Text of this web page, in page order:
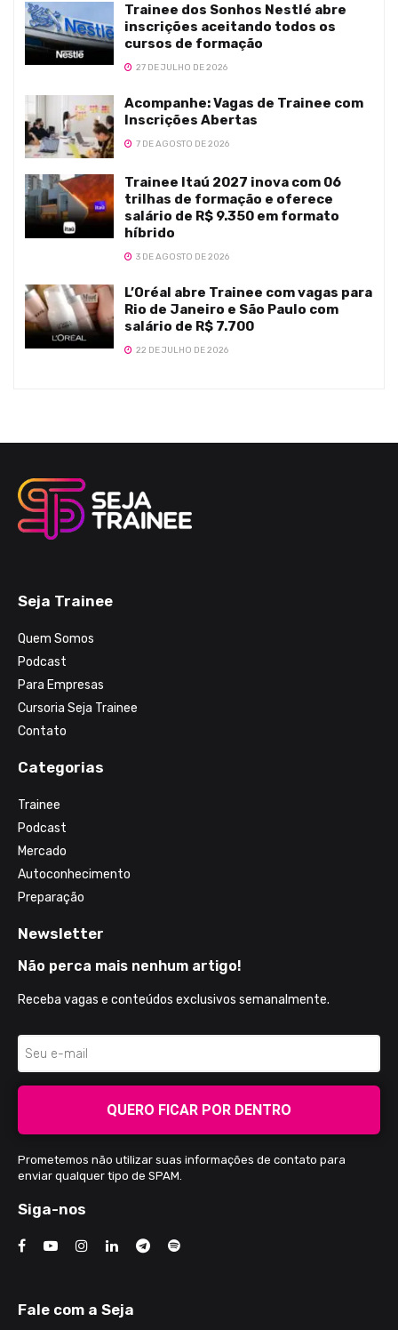
Trainee dos Sonhos Nestlé abre
inscrições aceitando todos os
cursos de formação
27 DE JULHO DE 2026
Acompanhe: Vagas de Trainee com
Inscrições Abertas
7 DE AGOSTO DE 2026
Trainee Itaú 2027 inova com 06
trilhas de formação e oferece
salário de R$ 9.350 em formato
híbrido
3 DE AGOSTO DE 2026
L’Oréal abre Trainee com vagas para
Rio de Janeiro e São Paulo com
salário de R$ 7.700
22 DE JULHO DE 2026
Seja Trainee
Quem Somos
Podcast
Para Empresas
Cursoria Seja Trainee
Contato
Categorias
Trainee
Podcast
Mercado
Autoconhecimento
Preparação
Newsletter
Não perca mais nenhum artigo!
Receba vagas e conteúdos exclusivos semanalmente.
QUERO FICAR POR DENTRO
Prometemos não utilizar suas informações de contato para
enviar qualquer tipo de SPAM.
Siga-nos
Fale com a Seja